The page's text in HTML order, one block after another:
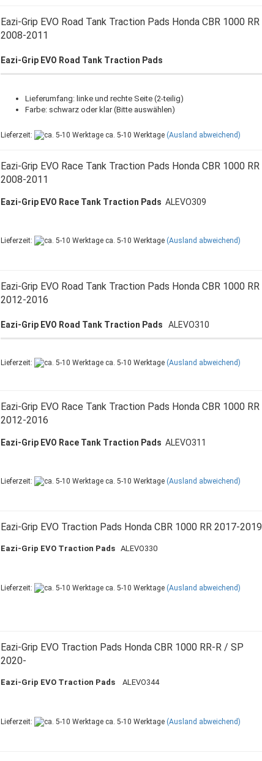
Eazi-Grip EVO Road Tank Traction Pads Honda CBR 1000 RR
2008-2011
Eazi-Grip EVO Road Tank Traction Pads
Lieferumfang: linke und rechte Seite (2-teilig)
Farbe: schwarz oder klar (Bitte auswählen)
Lieferzeit: ca. 5-10 Werktage (Ausland abweichend)
Eazi-Grip EVO Race Tank Traction Pads Honda CBR 1000 RR
2008-2011
Eazi-Grip EVO Race Tank Traction Pads ALEVO309
Lieferzeit: ca. 5-10 Werktage (Ausland abweichend)
Eazi-Grip EVO Road Tank Traction Pads Honda CBR 1000 RR
2012-2016
Eazi-Grip EVO Road Tank Traction Pads ALEVO310
Lieferzeit: ca. 5-10 Werktage (Ausland abweichend)
Eazi-Grip EVO Race Tank Traction Pads Honda CBR 1000 RR
2012-2016
Eazi-Grip EVO Race Tank Traction Pads ALEVO311
Lieferzeit: ca. 5-10 Werktage (Ausland abweichend)
Eazi-Grip EVO Traction Pads Honda CBR 1000 RR 2017-2019
Eazi-Grip EVO Traction Pads ALEVO330
Lieferzeit: ca. 5-10 Werktage (Ausland abweichend)
Eazi-Grip EVO Traction Pads Honda CBR 1000 RR-R / SP
2020-
Eazi-Grip EVO Traction Pads ALEVO344
Lieferzeit: ca. 5-10 Werktage (Ausland abweichend)